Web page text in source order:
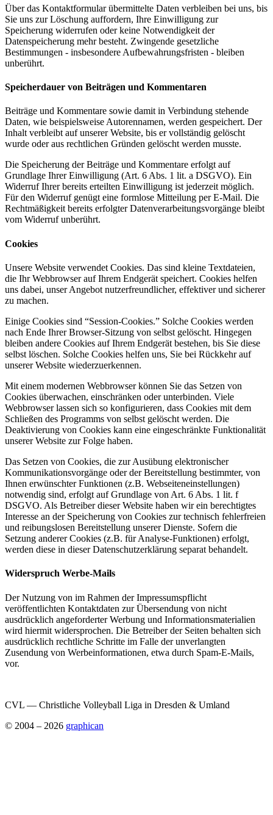
Über das Kontaktformular übermittelte Daten verbleiben bei uns, bis
Sie uns zur Löschung auffordern, Ihre Einwilligung zur
Speicherung widerrufen oder keine Notwendigkeit der
Datenspeicherung mehr besteht. Zwingende gesetzliche
Bestimmungen - insbesondere Aufbewahrungsfristen - bleiben
unberührt.
Speicherdauer von Beiträgen und Kommentaren
Beiträge und Kommentare sowie damit in Verbindung stehende
Daten, wie beispielsweise Autorennamen, werden gespeichert. Der
Inhalt verbleibt auf unserer Website, bis er vollständig gelöscht
wurde oder aus rechtlichen Gründen gelöscht werden musste.
Die Speicherung der Beiträge und Kommentare erfolgt auf
Grundlage Ihrer Einwilligung (Art. 6 Abs. 1 lit. a DSGVO). Ein
Widerruf Ihrer bereits erteilten Einwilligung ist jederzeit möglich.
Für den Widerruf genügt eine formlose Mitteilung per E-Mail. Die
Rechtmäßigkeit bereits erfolgter Datenverarbeitungsvorgänge bleibt
vom Widerruf unberührt.
Cookies
Unsere Website verwendet Cookies. Das sind kleine Textdateien,
die Ihr Webbrowser auf Ihrem Endgerät speichert. Cookies helfen
uns dabei, unser Angebot nutzerfreundlicher, effektiver und sicherer
zu machen.
Einige Cookies sind “Session-Cookies.” Solche Cookies werden
nach Ende Ihrer Browser-Sitzung von selbst gelöscht. Hingegen
bleiben andere Cookies auf Ihrem Endgerät bestehen, bis Sie diese
selbst löschen. Solche Cookies helfen uns, Sie bei Rückkehr auf
unserer Website wiederzuerkennen.
Mit einem modernen Webbrowser können Sie das Setzen von
Cookies überwachen, einschränken oder unterbinden. Viele
Webbrowser lassen sich so konfigurieren, dass Cookies mit dem
Schließen des Programms von selbst gelöscht werden. Die
Deaktivierung von Cookies kann eine eingeschränkte Funktionalität
unserer Website zur Folge haben.
Das Setzen von Cookies, die zur Ausübung elektronischer
Kommunikationsvorgänge oder der Bereitstellung bestimmter, von
Ihnen erwünschter Funktionen (z.B. Webseiteneinstellungen)
notwendig sind, erfolgt auf Grundlage von Art. 6 Abs. 1 lit. f
DSGVO. Als Betreiber dieser Website haben wir ein berechtigtes
Interesse an der Speicherung von Cookies zur technisch fehlerfreien
und reibungslosen Bereitstellung unserer Dienste. Sofern die
Setzung anderer Cookies (z.B. für Analyse-Funktionen) erfolgt,
werden diese in dieser Datenschutzerklärung separat behandelt.
Widerspruch Werbe-Mails
Der Nutzung von im Rahmen der Impressumspflicht
veröffentlichten Kontaktdaten zur Übersendung von nicht
ausdrücklich angeforderter Werbung und Informationsmaterialien
wird hiermit widersprochen. Die Betreiber der Seiten behalten sich
ausdrücklich rechtliche Schritte im Falle der unverlangten
Zusendung von Werbeinformationen, etwa durch Spam-E-Mails,
vor.
CVL — Christliche Volleyball Liga in Dresden & Umland
© 2004 – 2026 graphican